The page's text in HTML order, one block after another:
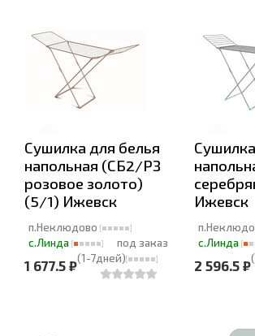
Сушилка для белья
напольная (СБ2/РЗ
розовое золото)
(5/1) Ижевск
п.Неклюдово
с.Линда
под заказ
(1-7дней)
1 677.5 ₽
Ижевск
с.Линда
2 596.5 ₽